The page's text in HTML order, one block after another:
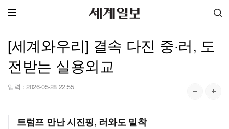
[세계와우리] 결속 다진 중·러, 도
전받는 실용외교
입력 : 2026-05-28 22:55
트럼프 만난 시진핑, 러와도 밀착